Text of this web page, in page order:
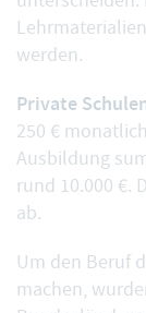
werden.
Private
250 €
Ausbildung
rund 10.000 €.
ab.
Um den Beruf
machen,